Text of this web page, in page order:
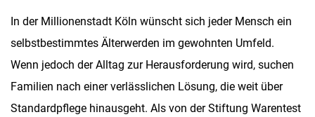
In der Millionenstadt Köln wünscht sich jeder Mensch ein
selbstbestimmtes Älterwerden im gewohnten Umfeld.
Wenn jedoch der Alltag zur Herausforderung wird, suchen
Familien nach einer verlässlichen Lösung, die weit über
Standardpflege hinausgeht. Als von der Stiftung Warentest